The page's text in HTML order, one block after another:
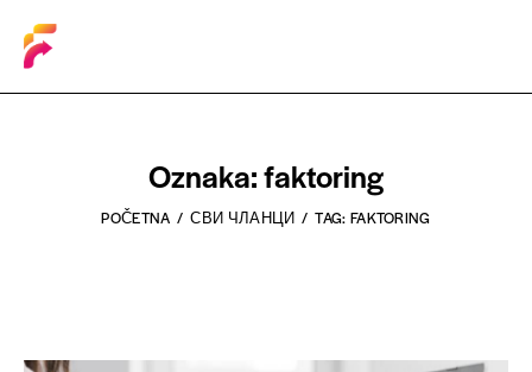
Oznaka: faktoring
POČETNA СВИ ЧЛАНЦИ TAG: FAKTORING